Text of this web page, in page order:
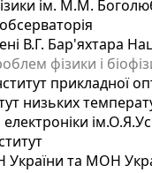
ім. М.М.
В.Г. Бар'яхтара
фізики і
прикладної
низьких
електроніки
України та МОН